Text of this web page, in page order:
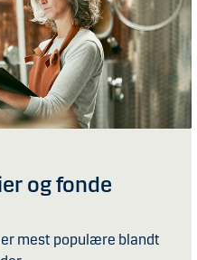
og fonde
mest populære blandt